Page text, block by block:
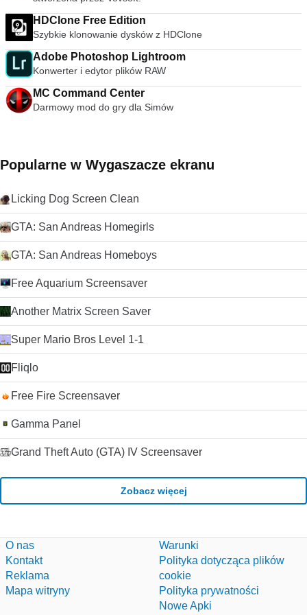
ustawieniami wstępnymi, nakładkami, efektami specjalnymi,
dostosowywanymi ustawieniami kompresji zakresu. Możesz
nawet dodawać napisy do filmów, dodając plik SRT do folderu
wideo. streszczenie VLC Media Player to po prostu
darmowy odtwarzacz multimediów. Słusznie dominuje na
rynku bezpłatnych odtwarzaczy multimedialnych od ponad 10
Pobierz tutaj
HDClone Free Edition
Szybkie klonowanie dysków z HDClone
Adobe Photoshop Lightroom
Konwerter i edytor plików RAW
MC Command Center
Darmowy mod do gry dla Simów
Popularne w Wygaszacze ekranu
Licking Dog Screen Clean
GTA: San Andreas Homegirls
GTA: San Andreas Homeboys
Free Aquarium Screensaver
Another Matrix Screen Saver
Super Mario Bros Level 1-1
Fliqlo
Free Fire Screensaver
Gamma Panel
Grand Theft Auto (GTA) IV Screensaver
Zobacz więcej
O nas
Kontakt
Reklama
Mapa witryny
Warunki
Polityka dotycząca plików
cookie
Polityka prywatności
Nowe Apki